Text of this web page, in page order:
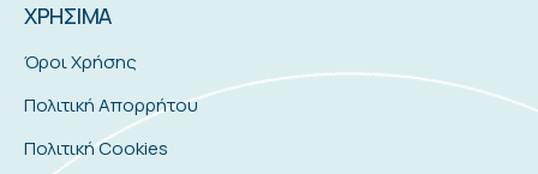
ΧΡΗΣΙΜΑ
Όροι Χρήσης
Πολιτική Απορρήτου
Πολιτική Cookies